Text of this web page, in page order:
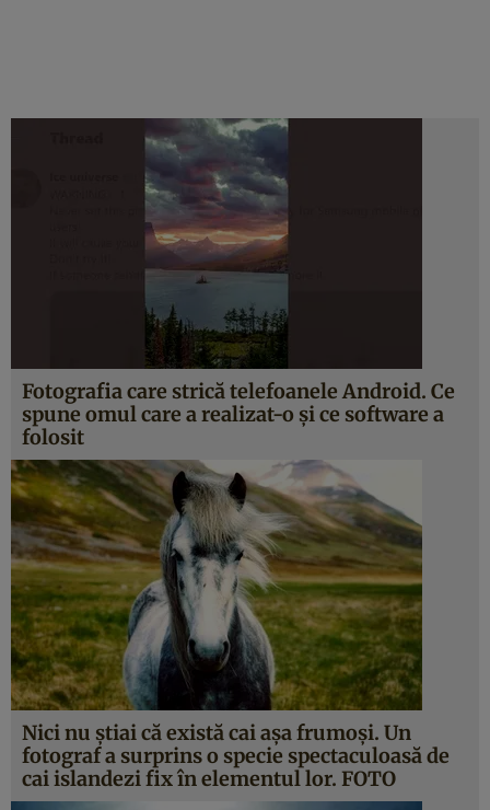
Fotografia care strică telefoanele Android. Ce
spune omul care a realizat-o și ce software a
folosit
Nici nu ştiai că există cai aşa frumoşi. Un
fotograf a surprins o specie spectaculoasă de
cai islandezi fix în elementul lor. FOTO